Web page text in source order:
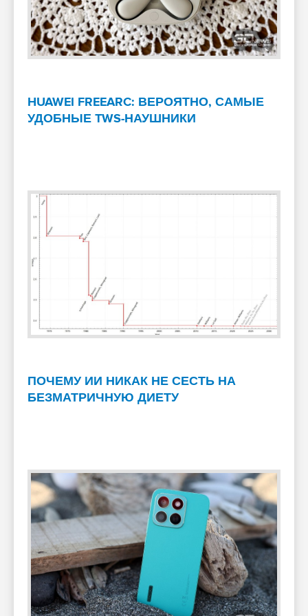
HUAWEI FREEARC: ВЕРОЯТНО, САМЫЕ
УДОБНЫЕ TWS-НАУШНИКИ
ПОЧЕМУ ИИ НИКАК НЕ СЕСТЬ НА
БЕЗМАТРИЧНУЮ ДИЕТУ